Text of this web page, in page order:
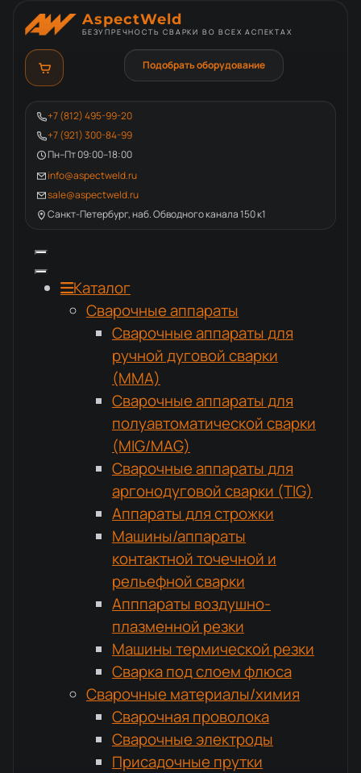
AspectWeld
БЕЗУПРЕЧНОСТЬ СВАРКИ ВО ВСЕХ АСПЕКТАХ
+7 (812) 495-99-20
+7 (921) 300-84-99
Пн–Пт 09:00–18:00
info@aspectweld.ru
sale@aspectweld.ru
Санкт-Петербург, наб. Обводного канала 150 к1
Подобрать оборудование
Каталог
Сварочные аппараты
Сварочные аппараты для
ручной дуговой сварки
(MMA)
Сварочные аппараты для
полуавтоматической сварки
(MIG/MAG)
Сварочные аппараты для
аргонодуговой сварки (TIG)
Аппараты для строжки
Машины/аппараты
контактной точечной и
рельефной сварки
Апппараты воздушно-
плазменной резки
Машины термической резки
Сварка под слоем флюса
Сварочные материалы/химия
Сварочная проволока
Сварочные электроды
Присадочные прутки